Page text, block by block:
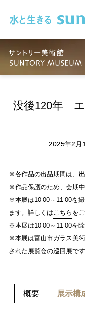
没後120年 エ
2025年2月
※各作品の出品期間は、
※作品保護のため、会期
※本展は10:00～11:00を
ます。詳しくはこちら を
※本展は10:00～11:00を除
※本展は富山市ガラス美
された展覧会の巡回展です
概要 展示構